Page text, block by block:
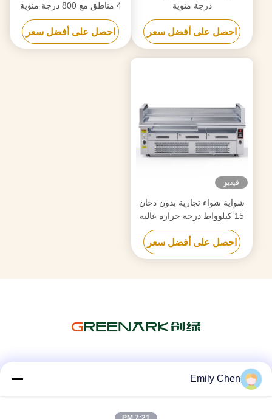
درجة مئوية
احصل على أفضل سعر
4 مناطق مع 800 درجة مئوية
التحكم المستقل
احصل على أفضل سعر
فيديو
شواية شواء تجارية بدون دخان
15 كيلوواط درجة حرارة عالية
احصل على أفضل سعر
Emily Chen